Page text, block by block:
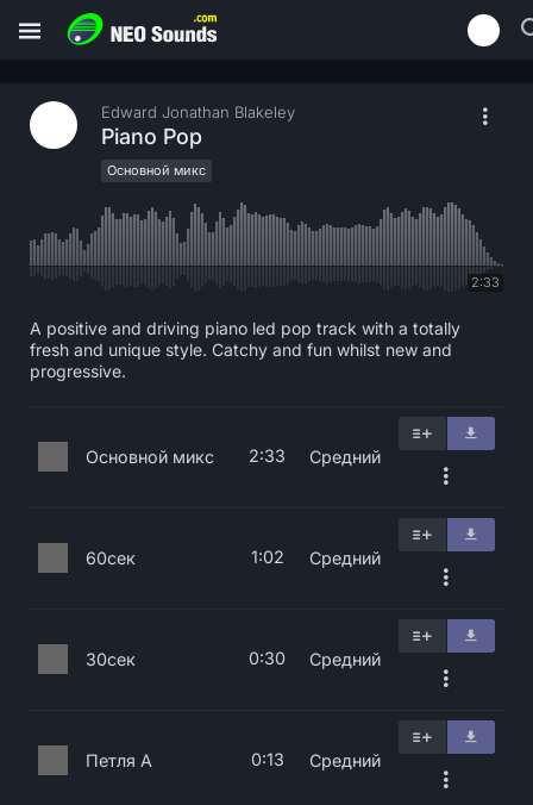
Edward Jonathan Blakeley
Piano Pop
Основной микс
2:33
A positive and driving piano led pop track with a totally
fresh and unique style. Catchy and fun whilst new and
progressive.
Основной микс 2:33 Средний
60сек 1:02 Средний
30сек 0:30 Средний
Петля A 0:13 Средний